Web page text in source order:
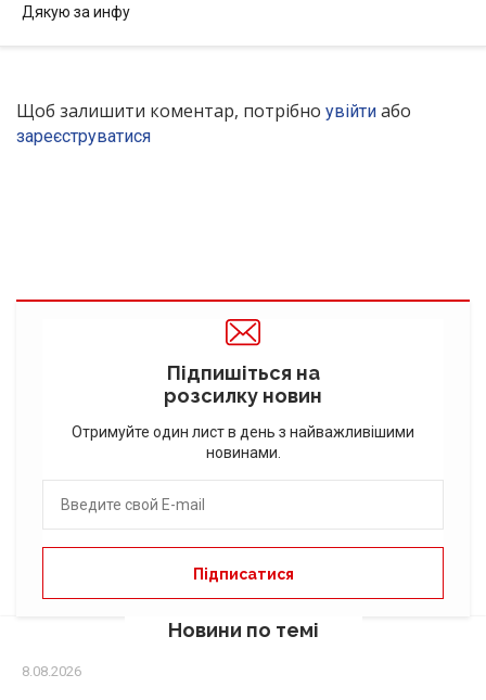
Дякую за инфу
Щоб залишити коментар, потрібно увійти або
зареєструватися
Підпишіться на
розсилку новин
Отримуйте один лист в день з найважливішими
новинами.
Новини по темі
8.08.2026